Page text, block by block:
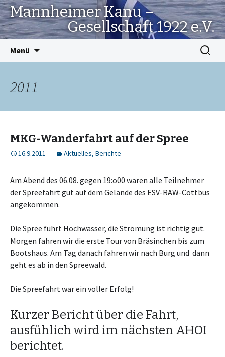
Mannheimer Kanu –
Gesellschaft 1922 e.V.
Menü
Suchen
nach:
2011
MKG-Wanderfahrt auf der Spree
16.9.2011 Aktuelles, Berichte
Am Abend des 06.08. gegen 19:o00 waren alle Teilnehmer
der Spreefahrt gut auf dem Gelände des ESV-RAW-Cottbus
angekommen.
Die Spree führt Hochwasser, die Strömung ist richtig gut.
Morgen fahren wir die erste Tour von Bräsinchen bis zum
Bootshaus. Am Tag danach fahren wir nach Burg und dann
geht es ab in den Spreewald.
Die Spreefahrt war ein voller Erfolg!
Kurzer Bericht über die Fahrt,
ausfühlich wird im nächsten AHOI
berichtet.